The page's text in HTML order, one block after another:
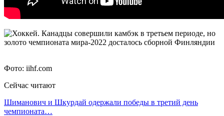
Фото: iihf.com
Сейчас читают
Шиманович и Шкурдай одержали победы в третий день
чемпионата…